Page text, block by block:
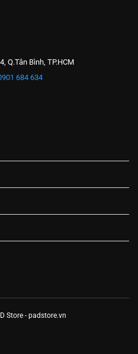
Q.Tân Bình, TP.HCM
684 634
Store - padstore.vn